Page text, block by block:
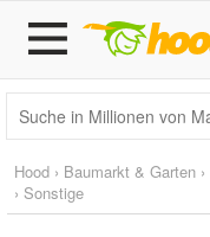
Hood › Baumarkt & Garten ›
› Sonstige